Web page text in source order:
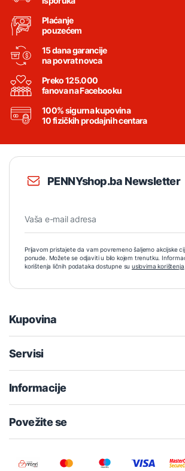
Plaćanje
pouzećem
15 dana garancije
na povrat novca
Preko 125.000
fanova na Facebooku
100% sigurna kupovina
10 fizičkih prodajnih centara
PENNYshop.ba Newsletter
Prijavom pristajete da vam povremeno šaljemo akcijske
ponude. Možete se odjaviti u bilo kojem trenutku.
korištenja ličnih podataka dostupne su uslovima korištenja
Kupovina
Servisi
Informacije
Povežite se